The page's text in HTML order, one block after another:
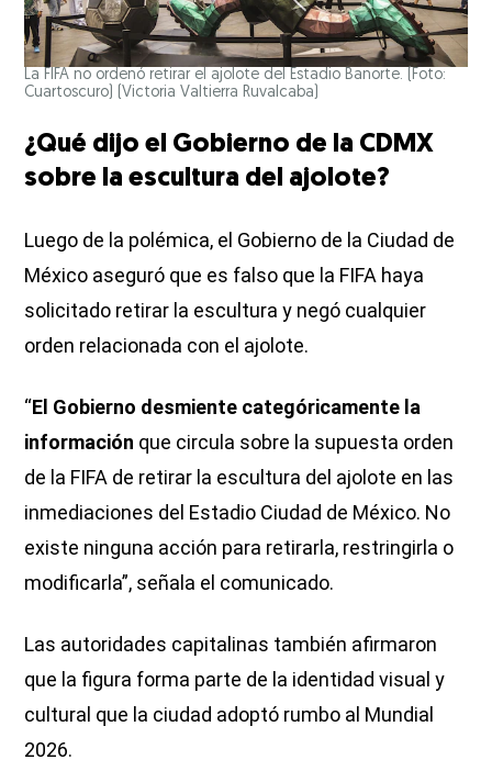
La FIFA no ordenó retirar el ajolote del Estadio Banorte. (Foto:
Cuartoscuro)
(Victoria Valtierra Ruvalcaba)
¿Qué dijo el Gobierno de la CDMX
sobre la escultura del ajolote?
Luego de la polémica, el Gobierno de la Ciudad de
México aseguró que es falso que la FIFA haya
solicitado retirar la escultura y negó cualquier
orden relacionada con el ajolote.
“El Gobierno desmiente categóricamente la
información que circula sobre la supuesta orden
de la FIFA de retirar la escultura del ajolote en las
inmediaciones del Estadio Ciudad de México. No
existe ninguna acción para retirarla, restringirla o
modificarla”, señala el comunicado.
Las autoridades capitalinas también afirmaron
que la figura forma parte de la identidad visual y
cultural que la ciudad adoptó rumbo al Mundial
2026.